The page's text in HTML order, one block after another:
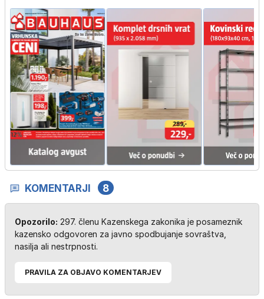
KOMENTARJI 8
Opozorilo: 297. členu Kazenskega zakonika je posameznik
kazensko odgovoren za javno spodbujanje sovraštva,
nasilja ali nestrpnosti.
PRAVILA ZA OBJAVO KOMENTARJEV